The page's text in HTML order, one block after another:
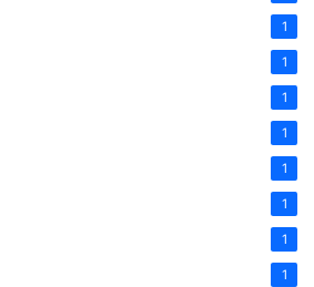
1
1
1
1
1
1
1
1